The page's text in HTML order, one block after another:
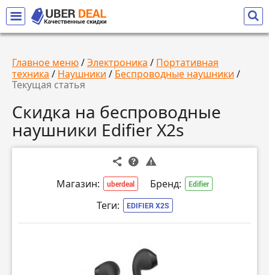
Главное меню/Электроника / Портативная
техника / Наушники / Беспроводные наушники /
Текущая статья
Скидка на беспроводные
наушники Edifier X2s
Магазин: uberdeal Бренд: Edifier
Теги: EDIFIER X2S